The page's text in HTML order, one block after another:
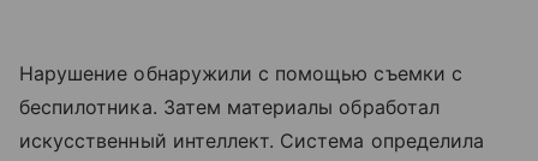
Нарушение обнаружили с помощью съемки с
беспилотника. Затем материалы обработал
искусственный интеллект. Система определила